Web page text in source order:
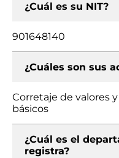
¿Cuál es su NIT?
901648140
¿Cuáles son sus
Corretaje de valores
básicos
¿Cuál es el
registra?